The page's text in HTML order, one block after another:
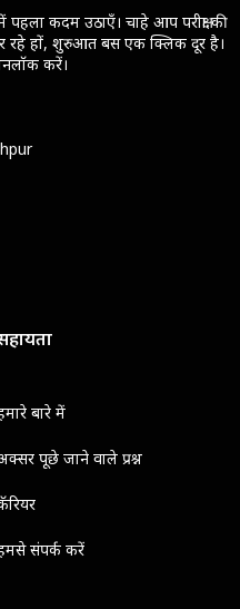
पहला कदम उठाएँ। चाहे आप परीक्षा की
रहे हों, शुरुआत बस एक क्लिक दूर है।
करें।
बारे में
पूछे जाने वाले प्रश्न
संपर्क करें